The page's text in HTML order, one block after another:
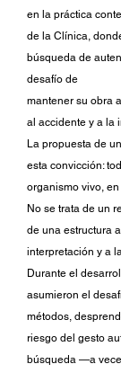
en la práctica
de la Clínica,
búsqueda de
desafío de
mantener su obra
al accidente y a la
La propuesta de
esta convicción:
organismo vivo,
No se trata de un
de una estructura
interpretación y a
Durante el
asumieron el
métodos,
riesgo del gesto
búsqueda —a